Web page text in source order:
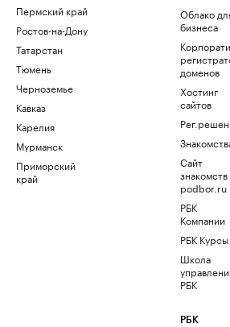
Пермский край
Ростов-на-Дону
Татарстан
Тюмень
Черноземье
Кавказ
Карелия
Мурманск
Приморский
край
Облако
бизнеса
доменов
Хостинг
сайтов
Сайт
знакомств
podbor.ru
РБК
Компании
РБК Курсы
Школа
РБК
РБК